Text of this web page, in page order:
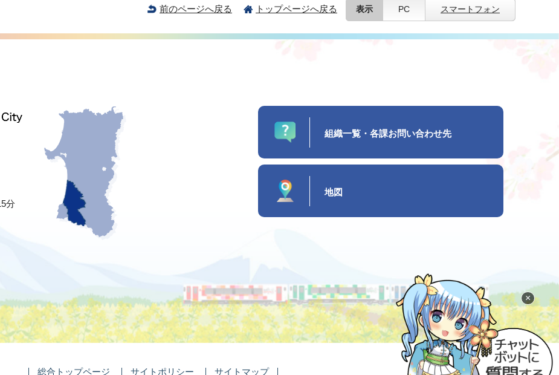
前のページへ戻る トップページへ戻る 表示 PC スマートフォン
×
分
組織一覧・各課お問い合わせ先
地図
総合トップページ サイトポリシー サイトマップ